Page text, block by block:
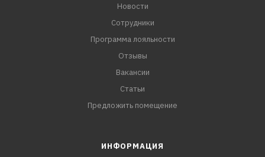
Новости
Сотрудники
Программа лояльности
Отзывы
Вакансии
Статьи
Предложить помещение
ИНФОРМАЦИЯ